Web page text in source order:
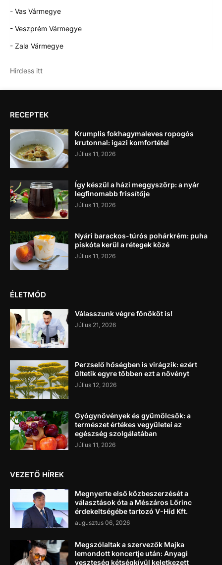
- Vas Vármegye
- Veszprém Vármegye
- Zala Vármegye
Hirdess itt
RECEPTEK
Krumplis fokhagymaleves ropogós
krutonnal: igazi komfortétel
Július 11, 2026
Így készül a házi meggyszörp: a nyár
legfinomabb frissítője
Július 11, 2026
Nyári barackos-túrós pohárkrém: puha
piskóta kerül a rétegek közé
Július 11, 2026
ÉLETMÓD
Válasszunk végre főnököt is!
Július 21, 2026
Perzselő hőségben is virágzik: ezért
ültetik egyre többen ezt a növényt
Július 12, 2026
Gyógynövények és gyümölcsök: a
természet értékes vegyületei az
egészség szolgálatában
Július 11, 2026
VEZETŐ HÍREK
Megnyerte első közbeszerzését a
választások óta a Mészáros Lőrinc
érdekeltségébe tartozó V-Híd Kft.
augusztus 06, 2026
Megszólaltak a szervezők Majka
lemondott koncertje után: Anyagi
veszteség kétségkívül keletkezett